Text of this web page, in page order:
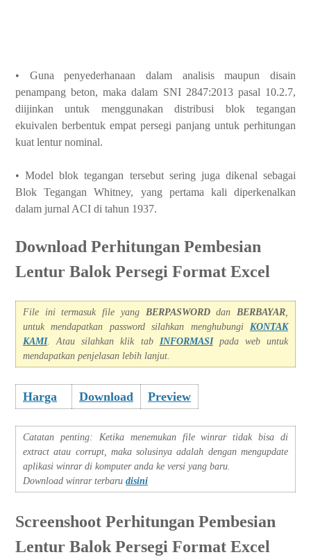
• Guna penyederhanaan dalam analisis maupun disain
penampang beton, maka dalam SNI 2847:2013 pasal 10.2.7,
diijinkan untuk menggunakan distribusi blok tegangan
ekuivalen berbentuk empat persegi panjang untuk perhitungan
kuat lentur nominal.
• Model blok tegangan tersebut sering juga dikenal sebagai
Blok Tegangan Whitney, yang pertama kali diperkenalkan
dalam jurnal ACI di tahun 1937.
Download Perhitungan Pembesian
Lentur Balok Persegi Format Excel
File ini termasuk file yang BERPASWORDdanBERBAYAR,
untuk mendapatkan password silahkan menghubungi KONTAK
KAMI. Atau silahkan klik tab INFORMASIpada web untuk
mendapatkan penjelasan lebih lanjut.
Harga Download Preview
Catatan penting: Ketika menemukan file winrar tidak bisa di
extract atau corrupt, maka solusinya adalah dengan mengupdate
aplikasi winrar di komputer anda ke versi yang baru.
Download winrar terbaru disini
Screenshoot Perhitungan Pembesian
Lentur Balok Persegi Format Excel